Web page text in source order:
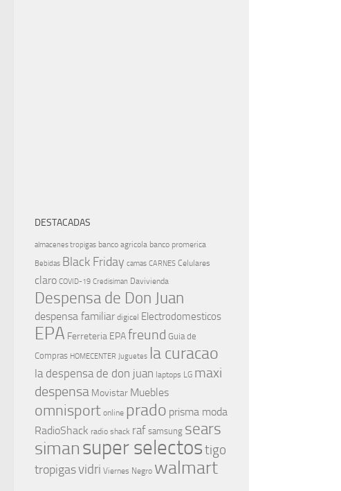
DESTACADAS
almacenes tropigas banco agricola banco promerica
Bebidas Black Friday camas CARNES Celulares
claro COVID-19 Credisiman Davivienda
Despensa de Don Juan
despensa familiar digicel Electrodomesticos
EPA Ferreteria EPAfreund Guia de
Compras HOMECENTER Juguetes la curacao
la despensa de don juan laptops LG maxi
despensa Movistar Muebles
omnisport online prado prisma moda
RadioShack radio shack raf samsung sears
simansuper selectostigo
tropigasvidri Viernes Negro walmart